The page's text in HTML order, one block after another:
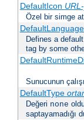
DefaultIcon
Özel bir simge
DefaultLanguage
Defines a
tag by some
Sunucunun
DefaultType
Değeri none
saptayamadığı